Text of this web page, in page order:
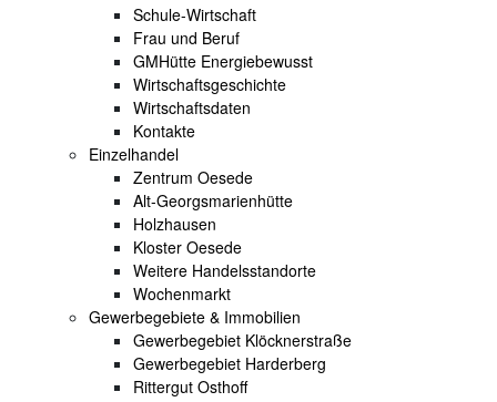
Schule-Wirtschaft
Frau und Beruf
GMHütte Energiebewusst
Wirtschaftsgeschichte
Wirtschaftsdaten
Kontakte
Einzelhandel
Zentrum Oesede
Alt-Georgsmarienhütte
Holzhausen
Kloster Oesede
Weitere Handelsstandorte
Wochenmarkt
Gewerbegebiete & Immobilien
Gewerbegebiet Klöcknerstraße
Gewerbegebiet Harderberg
Rittergut Osthoff